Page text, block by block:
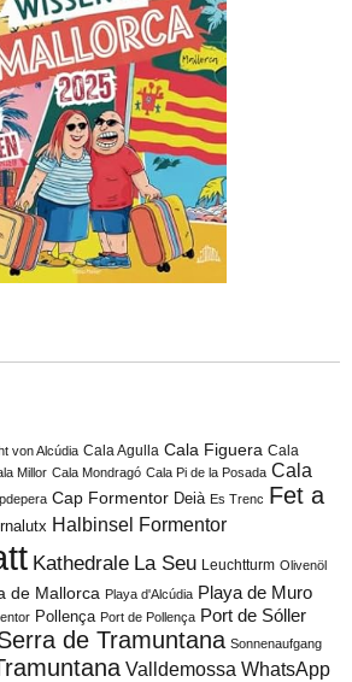
von Alcúdia Cala Agulla Cala Figuera Cala
Millor Cala Mondragó Cala Pi de la Posada Cala
Cap Formentor Deià Es Trenc Fet a
Halbinsel Formentor
Kathedrale La Seu Leuchtturm Olivenöl
de Mallorca Playa d'Alcúdia Playa de Muro
Pollença Port de Pollença Port de Sóller
de Tramuntana Sonnenaufgang
Valldemossa WhatsApp